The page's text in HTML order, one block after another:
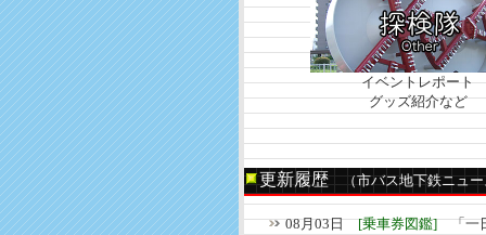
イベントレポート
グッズ紹介など
更新履歴（市バス地下鉄ニュー
08月03日[乗車券図鑑]「一日